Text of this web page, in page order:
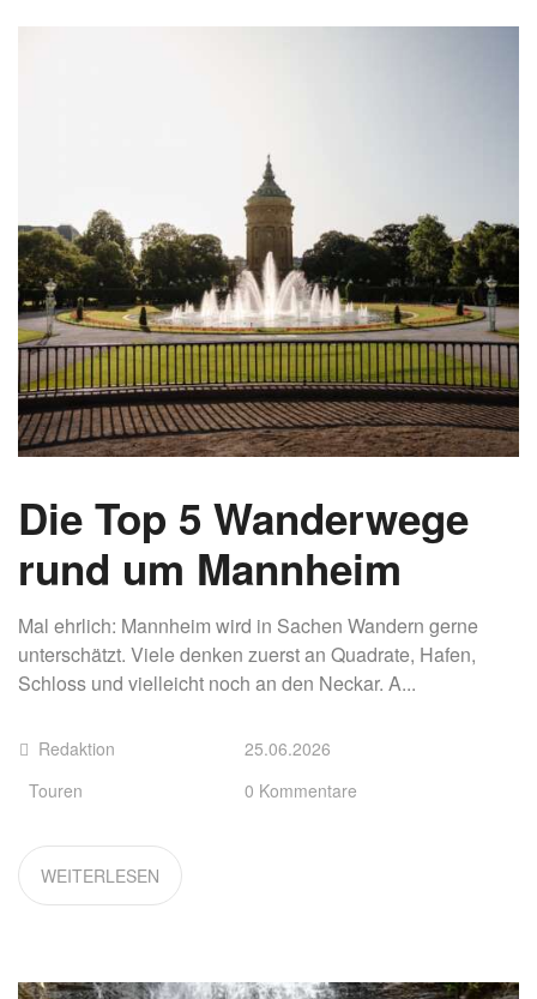
Die Top 5 Wanderwege
rund um Mannheim
Mal ehrlich: Mannheim wird in Sachen Wandern gerne
unterschätzt. Viele denken zuerst an Quadrate, Hafen,
Schloss und vielleicht noch an den Neckar. A...
Redaktion
Touren
25.06.2026
0 Kommentare
WEITERLESEN